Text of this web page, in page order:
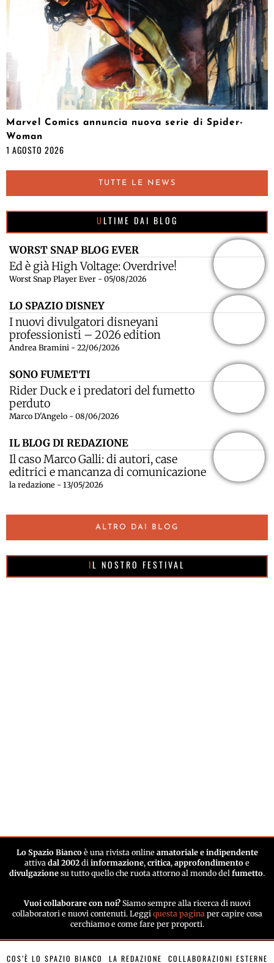
Marvel Comics annuncia nuova serie di Spider-
Woman
1 AGOSTO 2026
TUTTE LE NEWS
ULTIME DAI BLOG
WORST SNAP BLOG EVER
Ed è già High Voltage: Overdrive!
Worst Snap Player Ever - 05/08/2026
LO SPAZIO DISNEY
I nuovi divulgatori disneyani
professionisti – 2026 edition
Andrea Bramini - 22/06/2026
SONO FUMETTI
Rider Duck e i predatori del fumetto
perduto
Marco D'Angelo - 08/06/2026
IL BLOG DI REDAZIONE
Il caso Marco Galli: di autori, case
editrici e mancanza di comunicazione
la redazione - 13/05/2026
ALTRO DAI BLOG
IL NOSTRO FESTIVAL
Lo Spazio Biancoè una rivista online amatoriale e indipendente
attiva dal 2002 di informazione, critica, approfondimento e
divulgazione su tutto quello che ruota attorno al mondo del fumetto.
Vuoi collaborare con noi? Siamo sempre alla ricerca di nuovi
collaboratori e nuovi contenuti. Leggi questa paginaper capire cosa
cerchiamo e come fare per proporti.
COS’È LO SPAZIO BIANCO LA REDAZIONE COLLABORAZIONI ESTERNE